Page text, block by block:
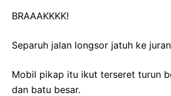
BRAAAKKKK!
Separuh jalan longsor jatuh ke
Mobil pikap itu ikut terseret turun
dan batu besar.